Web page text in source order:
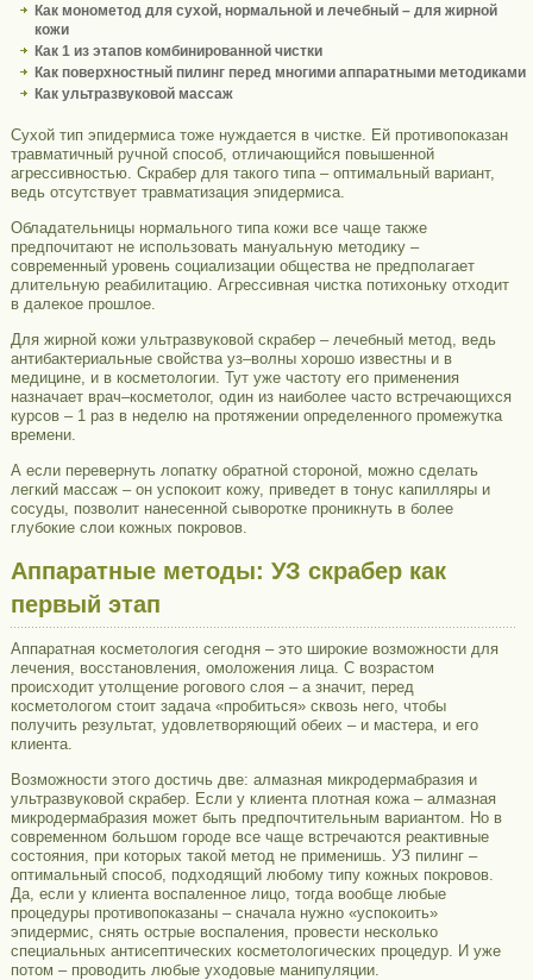
Как монометод для сухой, нормальной и лечебный – для жирной
кожи
Как 1 из этапов комбинированной чистки
Как поверхностный пилинг перед многими аппаратными методиками
Как ультразвуковой массаж
Сухой тип эпидермиса тоже нуждается в чистке. Ей противопоказан
травматичный ручной способ, отличающийся повышенной
агрессивностью. Скрабер для такого типа – оптимальный вариант,
ведь отсутствует травматизация эпидермиса.
Обладательницы нормального типа кожи все чаще также
предпочитают не использовать мануальную методику –
современный уровень социализации общества не предполагает
длительную реабилитацию. Агрессивная чистка потихоньку отходит
в далекое прошлое.
Для жирной кожи ультразвуковой скрабер – лечебный метод, ведь
антибактериальные свойства уз–волны хорошо известны и в
медицине, и в косметологии. Тут уже частоту его применения
назначает врач–косметолог, один из наиболее часто встречающихся
курсов – 1 раз в неделю на протяжении определенного промежутка
времени.
А если перевернуть лопатку обратной стороной, можно сделать
легкий массаж – он успокоит кожу, приведет в тонус капилляры и
сосуды, позволит нанесенной сыворотке проникнуть в более
глубокие слои кожных покровов.
Аппаратные методы: УЗ скрабер как
первый этап
Аппаратная косметология сегодня – это широкие возможности для
лечения, восстановления, омоложения лица. С возрастом
происходит утолщение рогового слоя – а значит, перед
косметологом стоит задача «пробиться» сквозь него, чтобы
получить результат, удовлетворяющий обеих – и мастера, и его
клиента.
Возможности этого достичь две: алмазная микродермабразия и
ультразвуковой скрабер. Если у клиента плотная кожа – алмазная
микродермабразия может быть предпочтительным вариантом. Но в
современном большом городе все чаще встречаются реактивные
состояния, при которых такой метод не применишь. УЗ пилинг –
оптимальный способ, подходящий любому типу кожных покровов.
Да, если у клиента воспаленное лицо, тогда вообще любые
процедуры противопоказаны – сначала нужно «успокоить»
эпидермис, снять острые воспаления, провести несколько
специальных антисептических косметологических процедур. И уже
потом – проводить любые уходовые манипуляции.